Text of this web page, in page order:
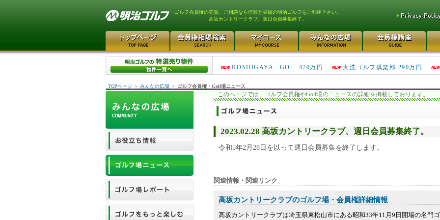
ゴルフ会員権の売買、ご相談なら信頼と実績の明治ゴルフをご利用下さい。
高坂カントリークラブ、週日会員募集終了。
KOSHIGAYA GO... 470万円 大洗ゴルフ倶楽部 290万円
川越カントリークラブ 60万円 日光カンツリー倶楽部 500万円
TOPページ ＞ みんなの広場 ＞ ゴルフ会員権・Golf場ニュース
このページでは、ゴルフ会員権やGolf場のニュースの詳細を掲載しております。
2023.02.28 高坂カントリークラブ、週日会員募集終了。
令和5年2月28日を以って週日会員募集を終了します。
関連情報・関連リンク
高坂カントリークラブのゴルフ場・会員権詳細情報
高坂カントリークラブは埼玉県東松山市にある昭和33年11月9日開場の名門